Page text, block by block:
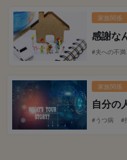
家族関係
感謝な
#夫への不満
家族関係
自分の
#うつ病 #